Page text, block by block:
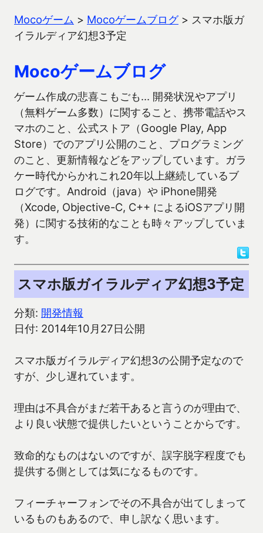
Mocoゲーム > Mocoゲームブログ> スマホ版ガ
イラルディア幻想3予定
Mocoゲームブログ
ゲーム作成の悲喜こもごも… 開発状況やアプリ
（無料ゲーム多数）に関すること、携帯電話やス
マホのこと、公式ストア（Google Play, App
Store）でのアプリ公開のこと、プログラミング
のこと、更新情報などをアップしています。ガラ
ケー時代からかれこれ20年以上継続しているブ
ログです。Android（java）や iPhone開発
（Xcode, Objective-C, C++ によるiOSアプリ開
発）に関する技術的なことも時々アップしていま
す。
スマホ版ガイラルディア幻想3予定
分類: 開発情報
日付: 2014年10月27日公開
スマホ版ガイラルディア幻想3の公開予定なので
すが、少し遅れています。
理由は不具合がまだ若干あると言うのが理由で、
より良い状態で提供したいということからです。
致命的なものはないのですが、誤字脱字程度でも
提供する側としては気になるものです。
フィーチャーフォンでその不具合が出てしまって
いるものもあるので、申し訳なく思います。